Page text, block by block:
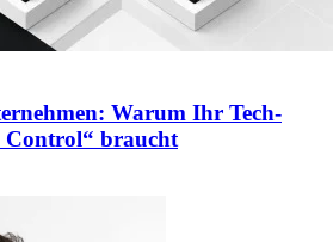
Warum Ihr Tech-
Control“ braucht